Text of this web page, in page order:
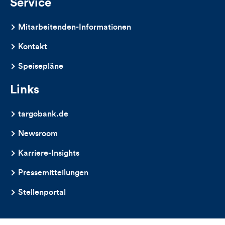
Service
Mitarbeitenden-Informationen
Kontakt
Speisepläne
Links
targobank.de
Newsroom
Karriere-Insights
Pressemitteilungen
Stellenportal